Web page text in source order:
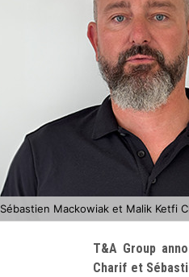
Sébastien Mackowiak et Malik Ketfi
T&A Group
Charif et